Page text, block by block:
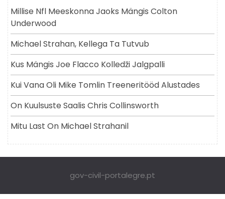
Millise Nfl Meeskonna Jaoks Mängis Colton
Underwood
Michael Strahan, Kellega Ta Tutvub
Kus Mängis Joe Flacco Kolledži Jalgpalli
Kui Vana Oli Mike Tomlin Treeneritööd Alustades
On Kuulsuste Saalis Chris Collinsworth
Mitu Last On Michael Strahanil
gov-civil-portalegre.pt